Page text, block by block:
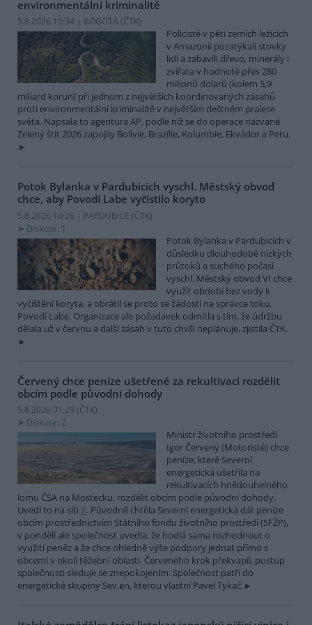
environmentální kriminalitě
5.8.2026 10:34 | BOGOTÁ (ČTK)
Policisté v pěti zemích ležících
v Amazonii pozatýkali stovky
lidí a zabavili dřevo, minerály i
zvířata v hodnotě přes 280
milionů dolarů (kolem 5,9
miliard korun) při jednom z největších koordinovaných zásahů
proti environmentální kriminalitě v největším deštném pralese
světa. Napsala to agentura AP, podle níž se do operace nazvané
Zelený štít 2026 zapojily Bolívie, Brazílie, Kolumbie, Ekvádor a Peru.
Potok Bylanka v Pardubicích vyschl. Městský obvod
chce, aby Povodí Labe vyčistilo koryto
5.8.2026 10:26 | PARDUBICE (ČTK)
Diskuse: 1
Potok Bylanka v Pardubicích v
důsledku dlouhodobě nízkých
průtoků a suchého počasí
vyschl. Městský obvod VI chce
využít období bez vody k
vyčištění koryta, a obrátil se proto se žádostí na správce toku,
Povodí Labe. Organizace ale požadavek odmítla s tím, že údržbu
dělala už v červnu a další zásah v tuto chvíli neplánuje, zjistila ČTK.
Červený chce peníze ušetřené za rekultivaci rozdělit
obcím podle původní dohody
5.8.2026 01:29 (ČTK)
Diskuse: 2
Ministr životního prostředí
Igor Červený (Motoristé) chce
peníze, které Severní
energetická ušetřila na
rekultivacích hnědouhelného
lomu ČSA na Mostecku, rozdělit obcím podle původní dohody.
Uvedl to na síti X. Původně chtěla Severní energetická dát peníze
obcím prostřednictvím Státního fondu životního prostředí (SFŽP),
v pondělí ale společnost uvedla, že hodlá sama rozhodnout o
využití peněz a že chce ohledně výše podpory jednat přímo s
obcemi v okolí těžební oblasti. Červeného krok překvapil, postup
společnosti sleduje se znepokojením. Společnost patří do
energetické skupiny Sev.en, kterou vlastní Pavel Tykač.